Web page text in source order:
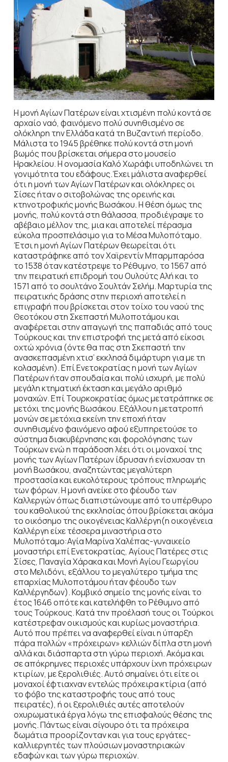
Η μονή Αγίων Πατέρων είναι χτισμένη πολύ κοντά σε
αρχαίο ναό, φαινόμενο πολύ συνηθισμένο σε
ολόκληρη την Ελλάδα κατά τη Βυζαντινή περίοδο.
Μάλιστα το 1945 βρέθηκε πολύ κοντά στη μονή
βωμός που βρίσκεται σήμερα στο μουσείο
Ηρακλείου. Η ονομασία Καλό Χωράφι υποδηλώνει τη
γονιμότητα του εδάφους.Έχει μάλιστα αναφερθεί
ότι η μονή των Αγίων Πατέρων και ολόκληρες οι
Σίσες ήταν ο σιτοβολώνας της ορεινής και
κτηνοτροφικής μονής Βωσάκου. Η θέση όμως της
μονής, πολύ κοντά στη θάλασσα, προδιέγραψε το
αβέβαιο μέλλον της, μια και αποτελεί πέρασμα
εύκολα προσπελάσιμο για το Μέσα Μυλοπόταμο.
Έτσι η μονή Αγίων Πατέρων θεωρείται ότι
καταστράφηκε από τον Χαϊρεντίν Μπαρμπαρόσα
το 1538 όταν κατέστρεψε το Ρέθυμνο, το 1567 από
την πειρατική επιδρομή του Ουλούτς Αλή και το
1571 από το σουλτάνο Σουλτάν Σελήμ. Μαρτυρία της
πειρατικής δράσης στην περιοχή αποτελεί η
επιγραφή που βρίσκεται στον τοίχο του ναού της
Θεοτόκου στη Σκεπαστή Μυλοποτάμου και
αναφέρεται στην απαγωγή της παπαδιάς από τους
Τούρκους και την επιστροφή της μετά από είκοσι
οχτώ χρόνια (όντε θα πας στη Σκεπαστή την
ανασκεπασμένη χτισ’ εκκλησά διμάρτυρη για με τη
κολασμένη). Επί Ενετοκρατίας η μονή των Αγίων
Πατέρων ήταν σπουδαία και πολύ ισχυρή, με πολύ
μεγάλη κτηματική έκταση και μεγάλο αριθμό
μοναχών. Επί Τουρκοκρατίας όμως μετατράπηκε σε
μετόχι της μονής Βωσάκου. Εξάλλου η μετατροπή
μονών σε μετόχια εκείνη την εποχή ήταν
συνηθισμένο φαινόμενο αφού εξυπηρετούσε το
σύστημα διακυβέρνησης και φορολόγησης των
Τούρκων ενώ η παράδοση λέει ότι οι μοναχοί της
μονής των Αγίων Πατέρων ίδρυσαν ή ενίσχυσαν τη
μονή Βωσάκου, αναζητώντας μεγαλύτερη
προστασία και ευκολότερους τρόπους πληρωμής
των φόρων. Η μονή ανείκε στο φέουδο των
Καλλεργών όπως διαπιστώνουμε από το υπέρθυρο
του καθολικού της εκκλησίας όπου βρίσκεται ακόμα
το οικόσημο της οικογένειας Καλλέργη(η οικογένεια
Καλλέργη είχε τέσσερα μιναστήρια στο
Μυλοπόταμο:Αγία Μαρίνα Χαλέπας-γυναικείο
μοναστήρι επί Ενετοκρατίας, Αγίους Πατέρες στις
Σίσες, Παναγία Χάρακα και Μονή Αγίου Γεωργίου
στο Μελιδόνι, εξάλλου το μεγαλύτερο τμήμα της
επαρχίας Μυλοποτάμου ήταν φέουδο των
Καλλέργηδων). Κομβικό σημείο της μονής είναι το
έτος 1646 οπότε και κατελήφθη το Ρέθυμνο από
τους Τούρκους. Κατά την προέλασή τους οι Τούρκοι
κατέστρεφαν οικισμούς και κυρίως μοναστήρια.
Αυτό που πρέπει να αναφερθεί είναι η ύπαρξη
πάρα πολλών «πρόχειρων» κελλιών δίπλα στη μονή
αλλά και διάσπαρτα στη γύρω περιοχή. Ακόμα και
σε απόκρημνες περιοχές υπάρχουν ίχνη πρόχειρων
κτιρίων, με ξερολιθιές. Αυτό σημαίνει ότι είτε οι
μοναχοί έφτιαχναν εντελώς πρόχειρα κτίρια (από
το φόβο της καταστροφής τους από τους
πειρατές), ή οι ξερολιθιές αυτές αποτελούν
οχυρωματικά έργα λόγω της επισφαλούς θέσης της
μονής. Πάντως είναι σίγουρο ότι τα πρόχειρα
δωμάτια προορίζονταν και για τους εργάτες-
καλλιεργητές των πλούσιων μοναστηριακών
εδαφών και των γύρω περιοχών.